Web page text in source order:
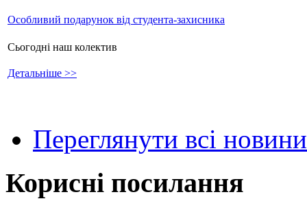
Особливий подарунок від студента-захисника
Сьогодні наш колектив
Детальніше >>
Переглянути всі новини
Корисні посилання